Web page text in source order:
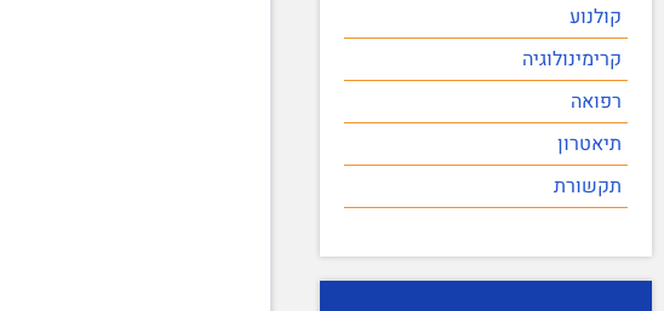
קולנוע
קרימינולוגיה
רפואה
תיאטרון
תקשורת